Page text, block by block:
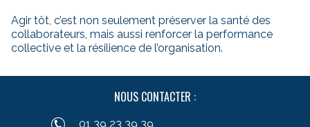
Agir tôt, c’est non seulement préserver la santé des
collaborateurs, mais aussi renforcer la performance
collective et la résilience de l’organisation.
NOUS CONTACTER :
01 39 23 39 39